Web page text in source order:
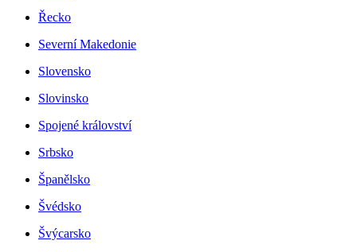
Řecko
Severní Makedonie
Slovensko
Slovinsko
Spojené království
Srbsko
Španělsko
Švédsko
Švýcarsko